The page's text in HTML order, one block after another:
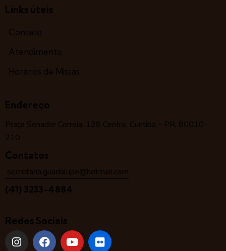
Links úteis
Contato
Atendimento
Horários de Missas
Endereço
Praça Senador Correia, 128 Centro, Curitiba – PR, 80010-
210
Contatos
secretaria.guadalupe@hotmail.com
(41) 3233-4884
Redes Sociais